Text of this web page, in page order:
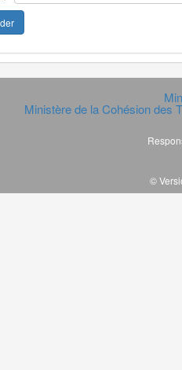
Ministère de la Cohésion des
©